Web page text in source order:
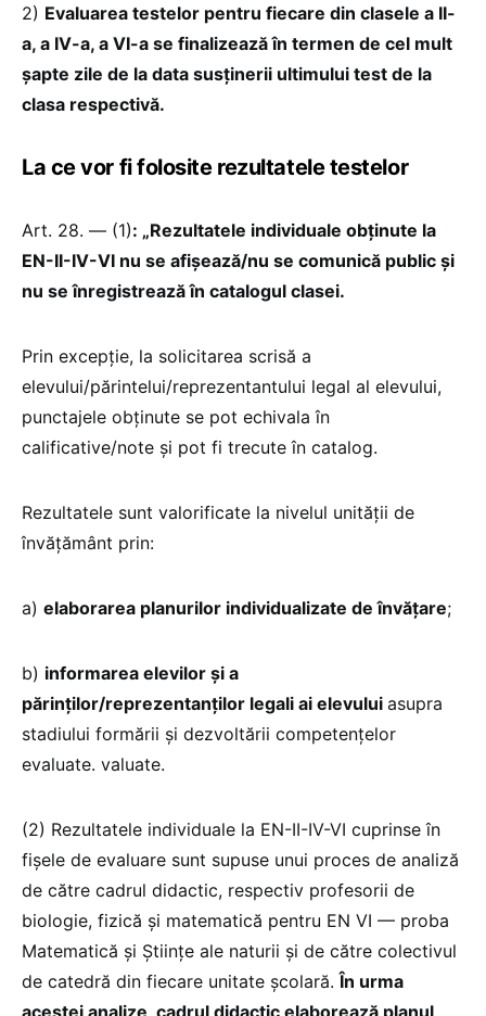
2) Evaluarea testelor pentru fiecare din clasele a II-
a, a IV-a, a VI-a se finalizează în termen de cel mult
șapte zile de la data susținerii ultimului test de la
clasa respectivă.
La ce vor fi folosite rezultatele testelor
Art. 28. — (1): „Rezultatele individuale obținute la
EN-II-IV-VI nu se afișează/nu se comunică public și
nu se înregistrează în catalogul clasei.
Prin excepție, la solicitarea scrisă a
elevului/părintelui/reprezentantului legal al elevului,
punctajele obținute se pot echivala în
calificative/note și pot fi trecute în catalog.
Rezultatele sunt valorificate la nivelul unității de
învățământ prin:
a) elaborarea planurilor individualizate de învățare;
b) informarea elevilor și a
părinților/reprezentanților legali ai elevului asupra
stadiului formării și dezvoltării competențelor
evaluate. valuate.
(2) Rezultatele individuale la EN-II-IV-VI cuprinse în
fișele de evaluare sunt supuse unui proces de analiză
de către cadrul didactic, respectiv profesorii de
biologie, fizică și matematică pentru EN VI — proba
Matematică și Științe ale naturii și de către colectivul
de catedră din fiecare unitate școlară.În urma
acestei analize, cadrul didactic elaborează planul